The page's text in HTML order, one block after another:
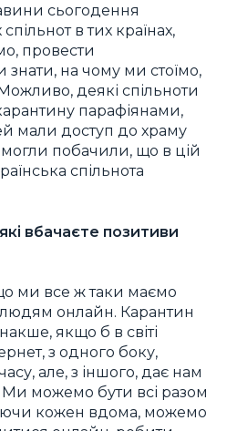
сьогодення
в тих країнах,
провести
знати, на чому ми стоїмо,
деякі спільноти
парафіянами,
мали доступ до храму
побачили, що в цій
спільнота
вбачаєте позитиви
ми все ж таки маємо
онлайн. Карантин
якщо б в світі
з одного боку,
але, з іншого, дає нам
можемо бути всі разом
кожен вдома, можемо